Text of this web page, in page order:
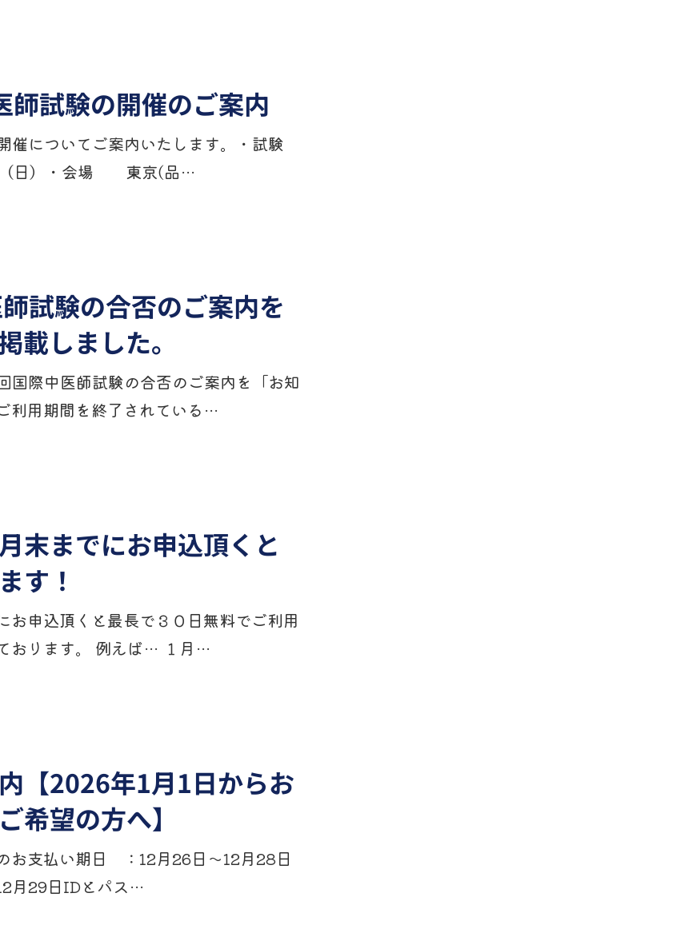
師試験の開催のご案内
催についてご案内いたします。・試験
（日）・会場 東京(品…
試験の合否のご案内を
載しました。
国際中医師試験の合否のご案内を「お知
利用期間を終了されている…
末までにお申込頂くと
す！
お申込頂くと最長で３０日無料でご利用
おります。 例えば… １月…
【2026年1月1日からお
希望の方へ】
お支払い期日 ：12月26日～12月28日
月29日IDとパス…